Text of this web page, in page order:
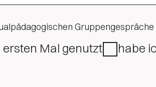
Gruppengespräche
ersten Mal genutzt
habe ich bereits mehrfach